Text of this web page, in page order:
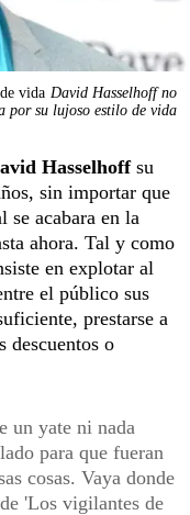
vida David Hasselhoff no
por su lujoso estilo de vida
Hasselhoff su
sin importar que
se acabara en la
ahora. Tal y como
en explotar al
el público sus
prestarse a
descuentos o
un yate ni nada
para que fueran
cosas. Vaya donde
'Los vigilantes de